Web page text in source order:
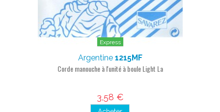
Express
Argentine 1215MF
Corde manouche à l'unité à boule Light La
3,58 €